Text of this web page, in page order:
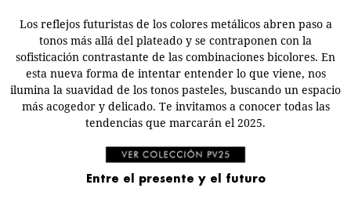
Los reflejos futuristas de los colores metálicos abren paso a
tonos más allá del plateado y se contraponen con la
sofisticación contrastante de las combinaciones bicolores. En
esta nueva forma de intentar entender lo que viene, nos
ilumina la suavidad de los tonos pasteles, buscando un espacio
más acogedor y delicado. Te invitamos a conocer todas las
tendencias que marcarán el 2025.
Entre el presente y el futuro